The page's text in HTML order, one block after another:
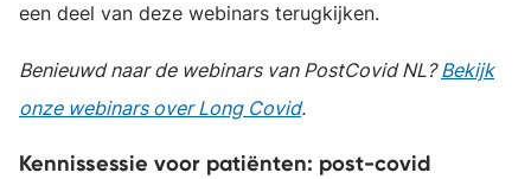
een deel van deze webinars terugkijken.
Benieuwd naar de webinars van PostCovid NL?Bekijk
onze webinars over Long Covid.
Kennissessie voor patiënten: post-covid